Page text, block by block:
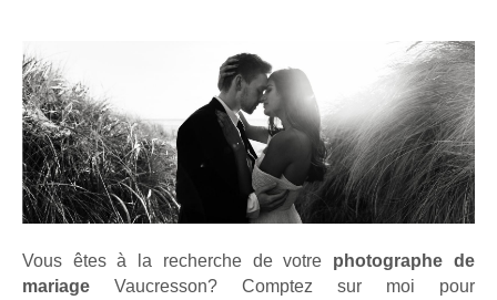
Vous êtes à la recherche de votre photographe de
mariage Vaucresson? Comptez sur moi pour